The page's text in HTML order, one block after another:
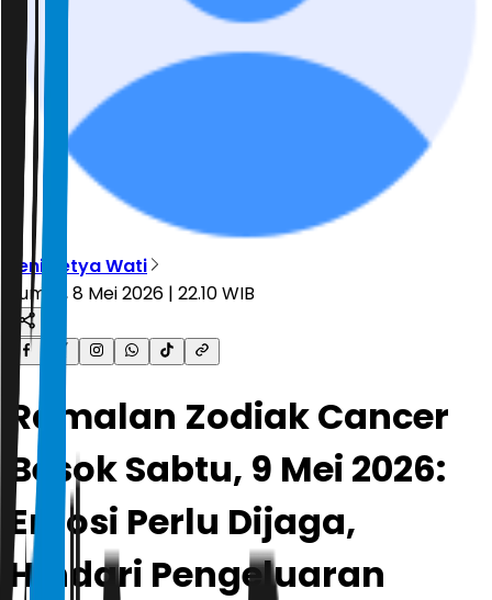
Leni Setya Wati
Jumat, 8 Mei 2026 | 22.10 WIB
Ramalan Zodiak Cancer
Besok Sabtu, 9 Mei 2026:
Emosi Perlu Dijaga,
Hindari Pengeluaran